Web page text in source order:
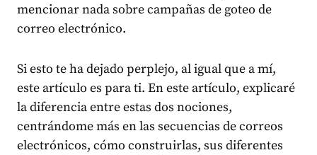
mencionar nada sobre campañas de goteo de
correo electrónico.
Si esto te ha dejado perplejo, al igual que a mí,
este artículo es para ti. En este artículo, explicaré
la diferencia entre estas dos nociones,
centrándome más en las secuencias de correos
electrónicos, cómo construirlas, sus diferentes